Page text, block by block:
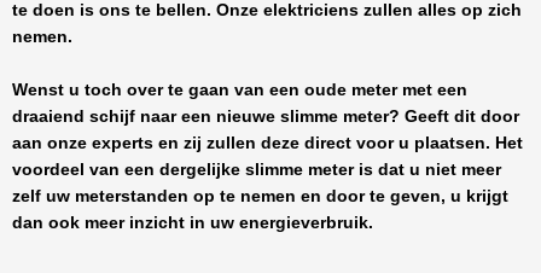
te doen is ons te bellen. Onze elektriciens zullen alles op zich
nemen.
Wenst u toch over te gaan van een oude meter met een
draaiend schijf naar een nieuwe slimme meter? Geeft dit door
aan onze experts en zij zullen deze direct voor u plaatsen. Het
voordeel van een dergelijke slimme meter is dat u niet meer
zelf uw meterstanden op te nemen en door te geven, u krijgt
dan ook meer inzicht in uw energieverbruik.